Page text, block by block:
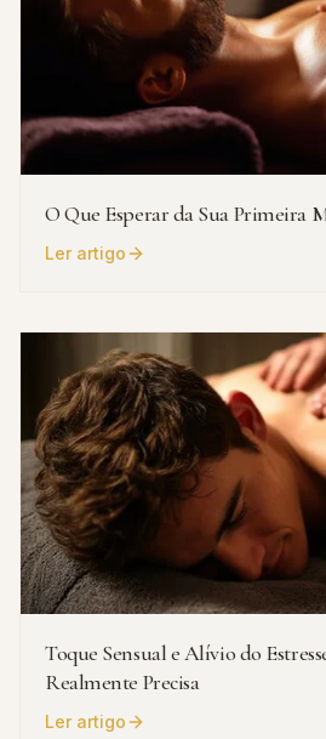
O Que Esperar da Sua Primeira
Ler artigo
Toque Sensual e Alívio do
Realmente Precisa
Ler artigo